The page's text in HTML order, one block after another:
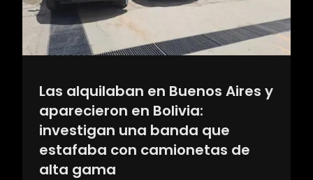
Las alquilaban en Buenos Aires y
aparecieron en Bolivia:
investigan una banda que
estafaba con camionetas de
alta gama